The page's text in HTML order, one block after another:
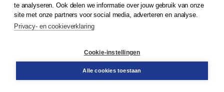
Bestellen
te analyseren. Ook delen we informatie over jouw gebruik van onze
site met onze partners voor social media, adverteren en analyse.
Privacy- en cookieverklaring
Cookie-instellingen
Alle cookies toestaan